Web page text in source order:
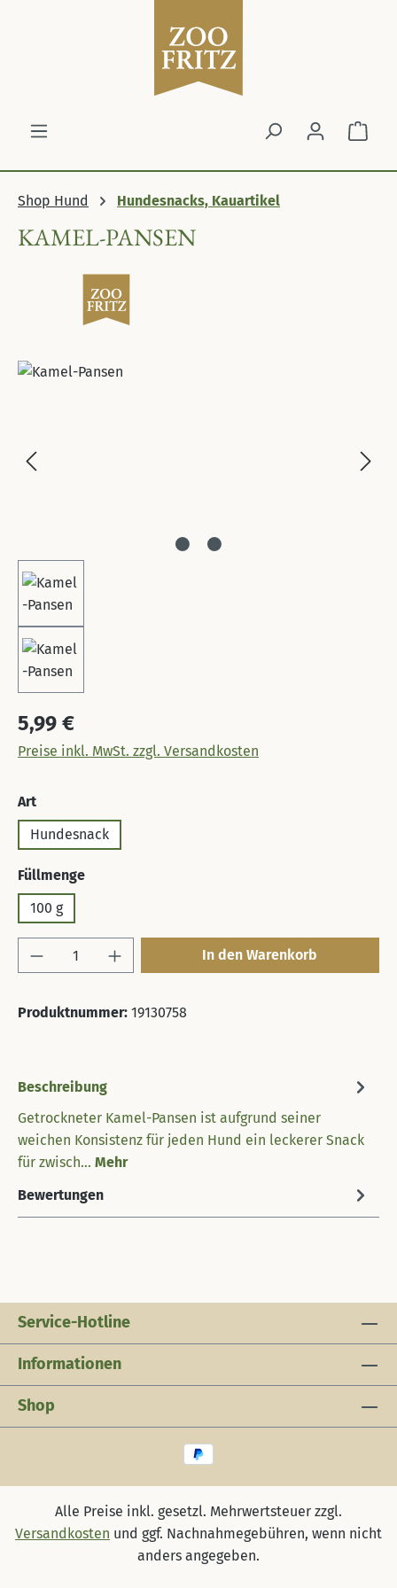
Shop Hund Hundesnacks, Kauartikel
KAMEL-PANSEN
Bildergalerie überspringen
Regulärer Preis:
5,99 €
Preise inkl. MwSt. zzgl. Versandkosten
Artauswählen
Hundesnack
Füllmengeauswählen
100 g
Produkt Anzahl: Gib den gewünschten
In den Warenkorb
Produktnummer: 19130758
Beschreibung
Getrockneter Kamel-Pansen ist aufgrund seiner
weichen Konsistenz für jeden Hund ein leckerer Snack
für zwisch… Mehr
Bewertungen
Service-Hotline
Informationen
Shop
Alle Preise inkl. gesetzl. Mehrwertsteuer zzgl.
Versandkosten und ggf. Nachnahmegebühren, wenn nicht
anders angegeben.